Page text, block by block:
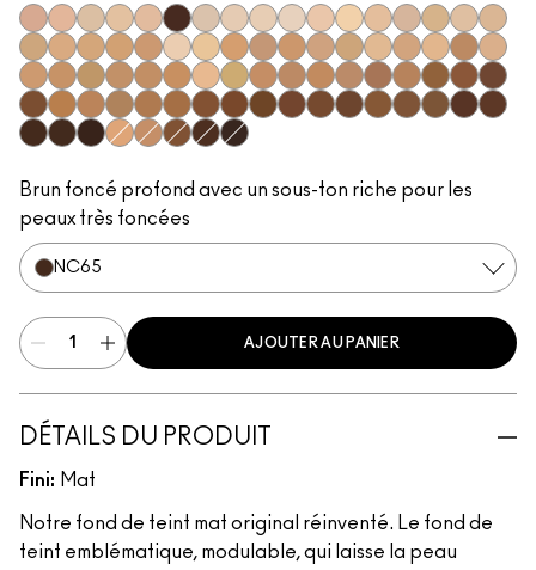
N12N11NC5N10N18NW63
NC10NW5NW10NC12N4 NC13NW13N4.5NC15N4.75NC16
NC17NC18NW15NC20NW18C4C40NC25NW20
NW22NC27NC30
N5 N6 C3.5NW25
N6.5
NC35NC37NC38NC40NC41NC42C4.5C45NC43.5
NC44NC44.5
NW30
NW33NW35NW40NW43
NW44
NW45
C8NC45NC45.5
NC46NC47NC50NW46NW47
Brun foncé profond avec un sous-ton riche pour les
peaux très foncées
NC65
AJOUTER AU PANIER
DÉTAILS DU PRODUIT
Fini: Mat
Notre fond de teint mat original réinventé. Le fond de
teint emblématique, modulable, qui laisse la peau